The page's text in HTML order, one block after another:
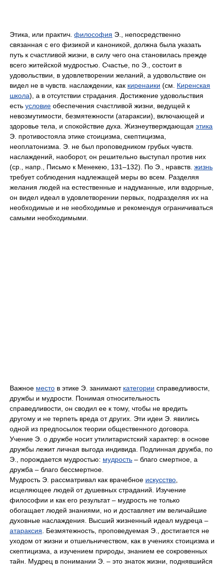
Этика, или практич. философия Э., непосредственно
связанная с его физикой и каноникой, должна была указать
путь к счастливой жизни, в силу чего она становилась прежде
всего житейской мудростью. Счастье, по Э., состоит в
удовольствии, в удовлетворении желаний, а удовольствие он
видел не в чувств. наслаждении, как киренаики (см. Киренская
школа), а в отсутствии страдания. Достижение удовольствия
есть условие обеспечения счастливой жизни, ведущей к
невозмутимости, безмятежности (атараксии), включающей и
здоровье тела, и спокойствие духа. Жизнеутверждающая этика
Э. противостояла этике стоицизма, скептицизма,
неоплатонизма. Э. не был проповедником грубых чувств.
наслаждений, наоборот, он решительно выступал против них
(ср., напр., Письмо к Менекею, 131–132). По Э., нравств. жизнь
требует соблюдения надлежащей меры во всем. Разделяя
желания людей на естественные и надуманные, или вздорные,
он видел идеал в удовлетворении первых, подразделяя их на
необходимые и не необходимые и рекомендуя ограничиваться
самыми необходимыми.
Важное место в этике Э. занимают категории справедливости,
дружбы и мудрости. Понимая относительность
справедливости, он сводил ее к тому, чтобы не вредить
другому и не терпеть вреда от других. Эти идеи Э. явились
одной из предпосылок теории общественного договора.
Учение Э. о дружбе носит утилитаристский характер: в основе
дружбы лежит личная выгода индивида. Подлинная дружба, по
Э., порождается мудростью: мудрость – благо смертное, а
дружба – благо бессмертное.
Мудрость Э. рассматривал как врачебное искусство
исцеляющее людей от душевных страданий. Изучение
философии и как его результат – мудрость не только
обогащает людей знаниями, но и доставляет им величайшие
духовные наслаждения. Высший жизненный идеал мудреца –
атараксия . Безмятежность, проповедуемая Э., достигается не
уходом от жизни и отшельничеством, как в учениях стоицизма и
скептицизма, а изучением природы, знанием ее сокровенных
тайн. Мудрец в понимании Э. – это знаток жизни, поднявшийся